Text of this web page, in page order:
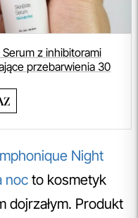
z inhibitorami
przebarwienia 30
Night
noc to kosmetyk
dojrzałym. Produkt